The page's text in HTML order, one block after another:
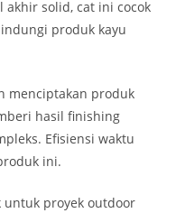
solid, cat ini cocok
produk kayu
menciptakan produk
hasil finishing
Efisiensi waktu
ini.
untuk proyek outdoor